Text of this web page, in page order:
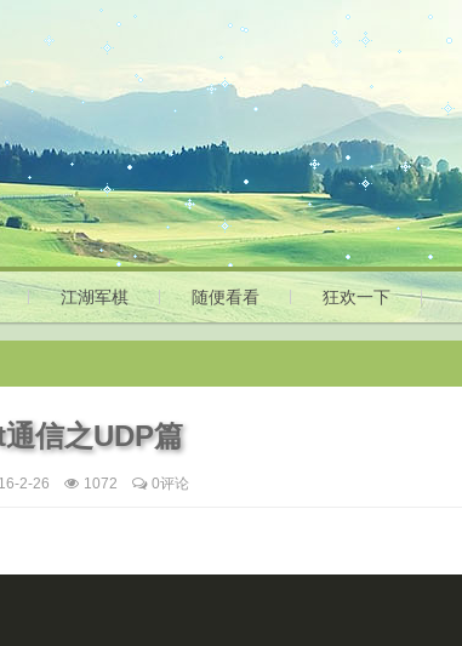
江湖军棋 随便看看 狂欢一下
信之UDP篇
2-26 1072 0评论